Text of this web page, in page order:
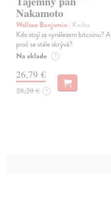
Nakamoto
Wallace Benjamin | Kniha
Kdo stojí za vynálezem bitcoinu? A
proč se stále skrývá?
Na sklade ?
26,79 €
28,20 € ?